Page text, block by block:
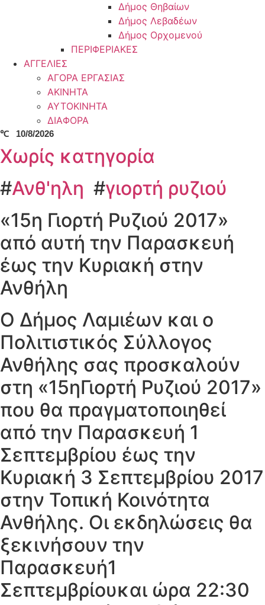
Δήμος Θηβαίων
Δήμος Λεβαδέων
Δήμος Ορχομενού
ΠΕΡΙΦΕΡΙΑΚΕΣ
ΑΓΓΕΛΙΕΣ
ΑΓΟΡΑ ΕΡΓΑΣΙΑΣ
ΑΚΙΝΗΤΑ
ΑΥΤΟΚΙΝΗΤΑ
ΔΙΑΦΟΡΑ
℃ 10/8/2026
Χωρίς κατηγορία
#Ανθ'ηλη #γιορτή ρυζιού
«15η Γιορτή Ρυζιού 2017»
από αυτή την Παρασκευή
έως την Κυριακή στην
Ανθήλη
Ο Δήμος Λαμιέων και ο
Πολιτιστικός Σύλλογος
Ανθήλης σας προσκαλούν
στη «15ηΓιορτή Ρυζιού 2017»
που θα πραγματοποιηθεί
από την Παρασκευή 1
Σεπτεμβρίου έως την
Κυριακή 3 Σεπτεμβρίου 2017
στην Τοπική Κοινότητα
Ανθήλης. Οι εκδηλώσεις θα
ξεκινήσουν την
Παρασκευή1
Σεπτεμβρίουκαι ώρα 22:30